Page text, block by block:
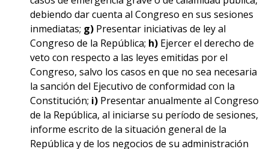
debiendo dar cuenta al Congreso en sus sesiones
inmediatas; g) Presentar iniciativas de ley al
Congreso de la República; h) Ejercer el derecho de
veto con respecto a las leyes emitidas por el
Congreso, salvo los casos en que no sea necesaria
la sanción del Ejecutivo de conformidad con la
Constitución; i) Presentar anualmente al Congreso
de la República, al iniciarse su período de sesiones,
informe escrito de la situación general de la
República y de los negocios de su administración